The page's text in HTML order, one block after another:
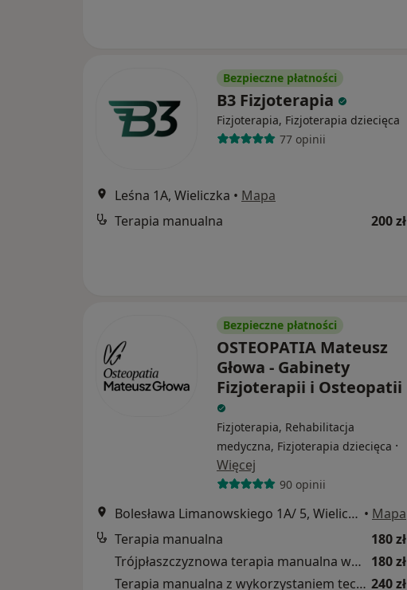
Bezpieczne płatności
B3 Fizjoterapia
Fizjoterapia, Fizjoterapia dziecięca
77 opinii
Leśna 1A, Wieliczka • Mapa
Terapia manualna
200 zł
Bezpieczne płatności
OSTEOPATIA Mateusz
Głowa - Gabinety
Fizjoterapii i Osteopatii
Fizjoterapia, Rehabilitacja
medyczna, Fizjoterapia dziecięca ·
Więcej
90 opinii
Bolesława Limanowskiego 1A/ 5, Wieliczka • Mapa
Terapia manualna
180 zł
Trójpłaszczyznowa terapia manualna wad stóp u dzieci
180 zł
Terapia manualna z wykorzystaniem technik osteopatycznych 240 zł